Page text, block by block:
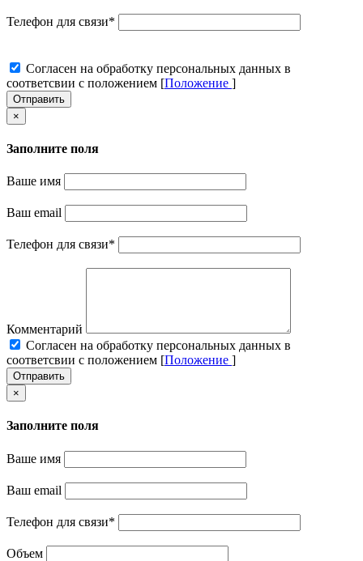
Телефон для связи*
Cогласен на обработку персональных данных в
соответсвии с положением [Положение ]
Отправить
×
Заполните поля
Ваше имя
Ваш email
Телефон для связи*
Комментарий
Cогласен на обработку персональных данных в
соответсвии с положением [Положение ]
Отправить
×
Заполните поля
Ваше имя
Ваш email
Телефон для связи*
Объем